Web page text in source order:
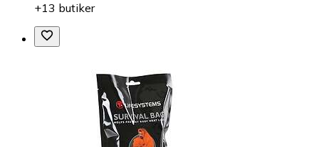
+13 butiker